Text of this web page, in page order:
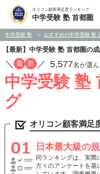
オリコン顧客満足度ランキング
中学受験 塾 首都圏
中学受験 塾 おすすめの中学受験 塾
【最新】中学受験 塾 首都圏の
／ 最 新 ／ 5,577名が選
中学受験 塾
グ
オリコン顧客満足
日本最大級の
同ランキングは、実際
方々のアンケートを基